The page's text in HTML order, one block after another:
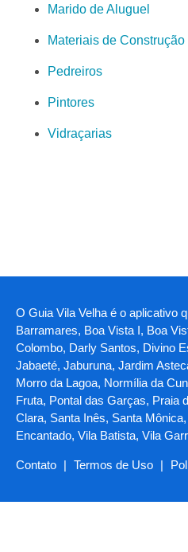
Marido de Aluguel
Materiais de Construção
Pedreiros
Pintores
Vidraçarias
O Guia Vila Velha é o aplicativo
Barramares, Boa Vista I, Boa
Colombo, Darly Santos, Divino
Jabaeté, Jaburuna, Jardim
Morro da Lagoa, Normília da
Fruta, Pontal das Garças, Praia
Clara, Santa Inês, Santa
Encantado, Vila Batista, Vila
Contato | Termos de Uso |